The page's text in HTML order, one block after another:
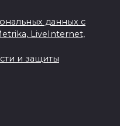
данных с
LiveInternet,
и защиты